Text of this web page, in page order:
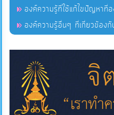
ส่ง
ความ
โปร่งใส
การ
องค์ความรู้ที่ใช้แก้ไขปัญหาที่
องค์ความรู้อื่นๆ ที่เกี่ยวข้อง